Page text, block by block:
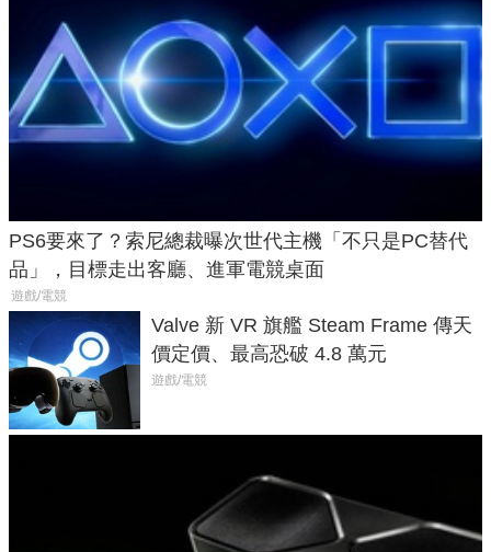
PS6要來了？索尼總裁曝次世代主機「不只是PC替代
品」，目標走出客廳、進軍電競桌面
遊戲/電競
Valve 新 VR 旗艦 Steam Frame 傳天
價定價、最高恐破 4.8 萬元
遊戲/電競